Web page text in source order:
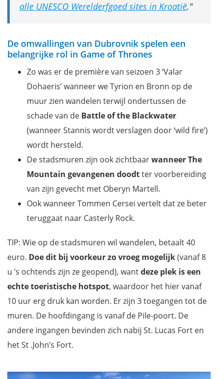
alle UNESCO Werelderfgoed sites in Kroatië.
De omwallingen van Dubrovnik spelen een
belangrijke rol in Game of Thrones
Zo was er de première van seizoen 3 ‘Valar
Dohaeris’ wanneer we Tyrion en Bronn op de
muur zien wandelen terwijl ondertussen de
schade van de Battle of the Blackwater
(wanneer Stannis wordt verslagen door ‘wild fire’)
wordt hersteld.
De stadsmuren zijn ook zichtbaarwanneer The
Mountain gevangenen doodtter voorbereiding
van zijn gevecht met Oberyn Martell.
Ook wanneer Tommen Cersei vertelt dat ze beter
teruggaat naar Casterly Rock.
TIP: Wie op de stadsmuren wil wandelen, betaalt 40
euro. Doe dit bij voorkeur zo vroeg mogelijk(vanaf 8
u ’s ochtends zijn ze geopend), wantdeze plek is een
echte toeristische hotspot, waardoor het hier vanaf
10 uur erg druk kan worden. Er zijn 3 toegangen tot de
muren. De hoofdingang is vanaf de Pile-poort. De
andere ingangen bevinden zich nabij St. Lucas Fort en
het St .John’s Fort.